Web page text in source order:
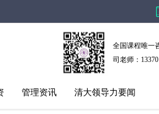
全国课程唯一
司老师：
管理资讯 清大领导力要闻